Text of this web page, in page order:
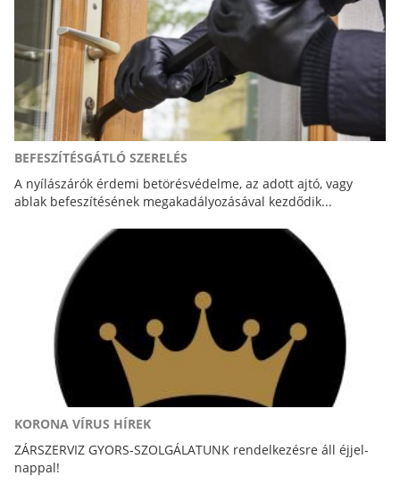
BEFESZÍTÉSGÁTLÓ SZERELÉS
A nyílászárók érdemi betörésvédelme, az adott ajtó, vagy
ablak befeszítésének megakadályozásával kezdődik...
KORONA VÍRUS HÍREK
ZÁRSZERVIZ GYORS-SZOLGÁLATUNK rendelkezésre áll éjjel-
nappal!